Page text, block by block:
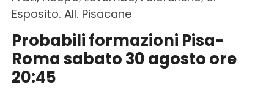
Esposito. All. Pisacane
Probabili formazioni Pisa-
Roma sabato 30 agosto ore
20:45